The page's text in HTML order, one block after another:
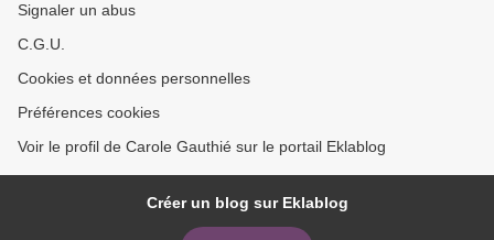
Signaler un abus
C.G.U.
Cookies et données personnelles
Préférences cookies
Voir le profil de Carole Gauthié sur le portail Eklablog
Créer un blog sur Eklablog